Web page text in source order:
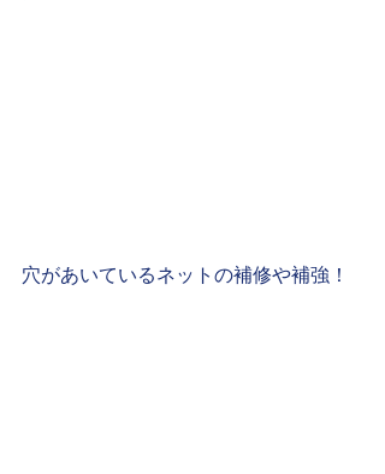
穴があいているネットの補修や補強！